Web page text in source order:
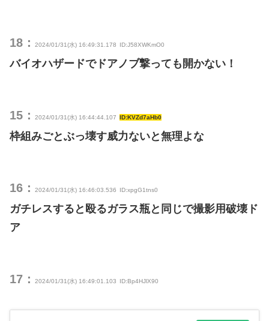
18： 2024/01/31(水) 16:49:31.178 ID:J58XWKmO0
バイオハザードでドアノブ撃っても開かない！
15： 2024/01/31(水) 16:44:44.107 ID:KVZd7aHb0
枠組みごとぶっ壊す威力ないと無理よな
16： 2024/01/31(水) 16:46:03.536 ID:xpgG1tns0
ガチレスすると殴るガラス瓶と同じで撮影用破壊ド
ア
17： 2024/01/31(水) 16:49:01.103 ID:Bp4HJlX90